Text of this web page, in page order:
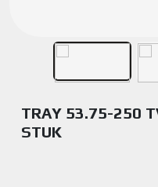
TRAY 53.75-250
STUK